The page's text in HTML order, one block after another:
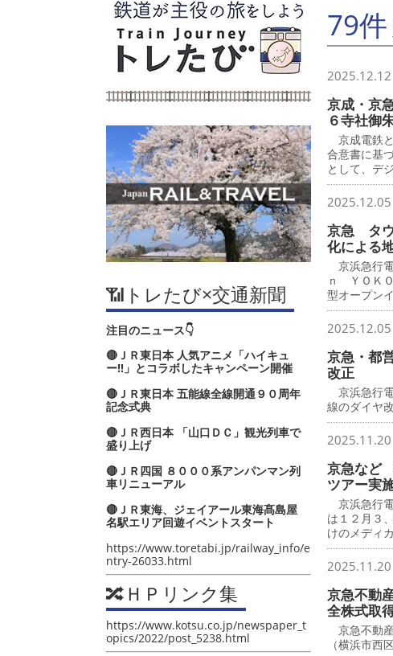
📶トレたび×交通新聞
注目のニュース👇
🔴ＪＲ東日本 人気アニメ「ハイキュ
ー‼」とコラボしたキャンペーン開催
🔴ＪＲ東日本 五能線全線開通９０周年
記念式典
🔴ＪＲ西日本 「山口ＤＣ」観光列車で
盛り上げ
🔴ＪＲ四国 ８０００系アンパンマン列
車リニューアル
🔴ＪＲ東海、ジェイアール東海髙島屋
名駅エリア回遊イベントスタート
https://www.toretabi.jp/railway_info/e
ntry-26033.html
🔀ＨＰリンク集
https://www.kotsu.co.jp/newspaper_t
opics/2022/post_5238.html
79件
2025.12.12
京成・京
６寺社御
京成電鉄
合意書に基
として、デ
2025.12.05
京急 タウ
化による
京浜急行
ｎ ＹＯＫ
型オープンイ
2025.12.05
京急・都
改正
京浜急行
線のダイヤ
2025.11.20
京急など
ツアー実
京浜急行
は１２月３
けのメディカ
2025.11.20
京急不動
全株式取
京急不動
（横浜市西